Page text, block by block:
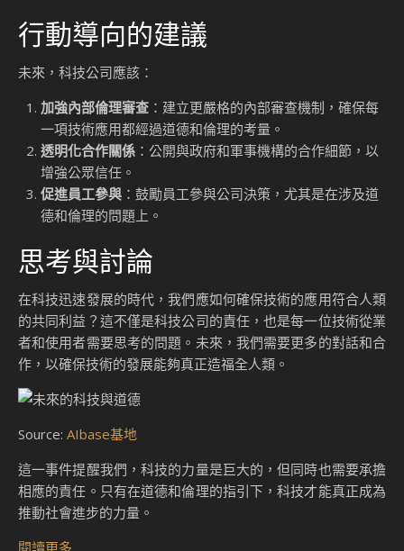
行動導向的建議
未來，科技公司應該：
加強內部倫理審查 ：建立更嚴格的內部審查機制，確保每
一項技術應用都經過道德和倫理的考量。
透明化合作關係 ：公開與政府和軍事機構的合作細節，以
增強公眾信任。
促進員工參與 ：鼓勵員工參與公司決策，尤其是在涉及道
德和倫理的問題上。
思考與討論
在科技迅速發展的時代，我們應如何確保技術的應用符合人類
的共同利益？這不僅是科技公司的責任，也是每一位技術從業
者和使用者需要思考的問題。未來，我們需要更多的對話和合
作，以確保技術的發展能夠真正造福全人類。
Source: AIbase基地
這一事件提醒我們，科技的力量是巨大的，但同時也需要承擔
相應的責任。只有在道德和倫理的指引下，科技才能真正成為
推動社會進步的力量。
閱讀更多